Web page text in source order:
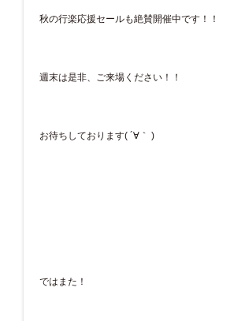
秋の行楽応援セールも絶賛開催中です！！
週末は是非、ご来場ください！！
お待ちしております( ´∀｀ )
ではまた！